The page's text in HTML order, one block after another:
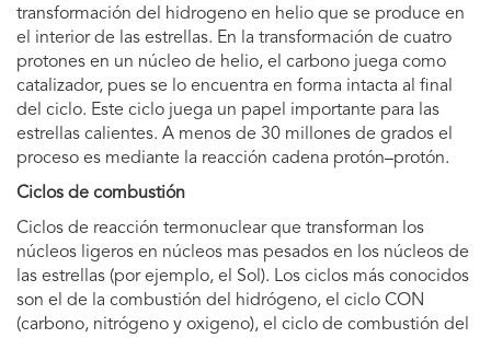
transformación del hidrogeno en helio que se produce en
el interior de las estrellas. En la transformación de cuatro
protones en un núcleo de helio, el carbono juega como
catalizador, pues se lo encuentra en forma intacta al final
del ciclo. Este ciclo juega un papel importante para las
estrellas calientes. A menos de 30 millones de grados el
proceso es mediante la reacción cadena protón–protón.
Ciclos de combustión
Ciclos de reacción termonuclear que transforman los
núcleos ligeros en núcleos mas pesados en los núcleos de
las estrellas (por ejemplo, el Sol). Los ciclos más conocidos
son el de la combustión del hidrógeno, el ciclo CON
(carbono, nitrógeno y oxigeno), el ciclo de combustión del